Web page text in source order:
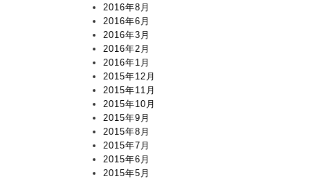
2016年8月
2016年6月
2016年3月
2016年2月
2016年1月
2015年12月
2015年11月
2015年10月
2015年9月
2015年8月
2015年7月
2015年6月
2015年5月